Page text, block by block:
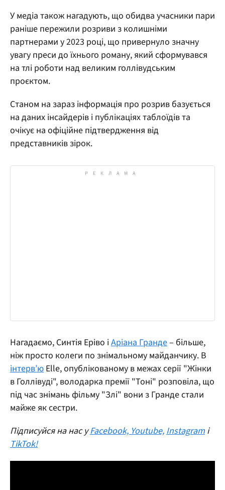
У медіа також нагадують, що обидва учасники пари
раніше пережили розриви з колишніми
партнерами у 2023 році, що привернуло значну
увагу преси до їхнього роману, який сформувався
на тлі роботи над великим голлівудським
проєктом.
Станом на зараз інформація про розрив базується
на даних інсайдерів і публікаціях таблоїдів та
очікує на офіційне підтвердження від
представників зірок.
Нагадаємо, Синтія Еріво іАріана Гранде– більше,
ніж просто колеги по знімальному майданчику. В
інтерв’ю Elle, опублікованому в межах серії "Жінки
в Голлівуді", володарка премії "Тоні" розповіла, що
під час знімань фільму "Злі" вони з Гранде стали
майже як сестри.
Підписуйся на нас уFacebook,Youtube,Instagram і
TikTok!